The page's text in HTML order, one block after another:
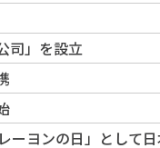
司」を設立
ーヨンの日」として日